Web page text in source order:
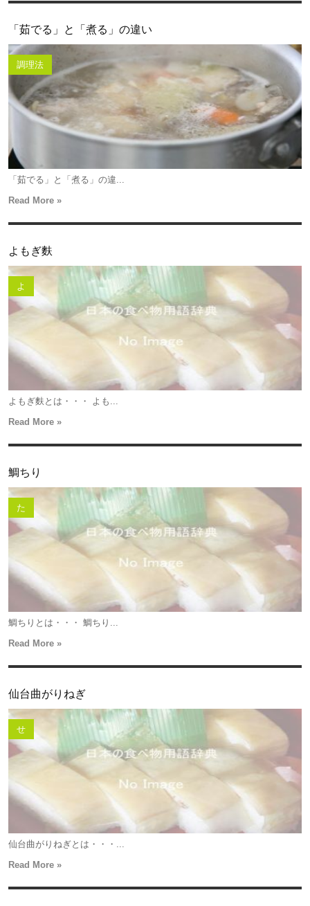
「茹でる」と「煮る」の違い
調理法
「茹でる」と「煮る」の違...
Read More »
よもぎ麩
よ
よもぎ麩とは・・・ よも...
Read More »
鯛ちり
た
鯛ちりとは・・・ 鯛ちり...
Read More »
仙台曲がりねぎ
せ
仙台曲がりねぎとは・・・...
Read More »